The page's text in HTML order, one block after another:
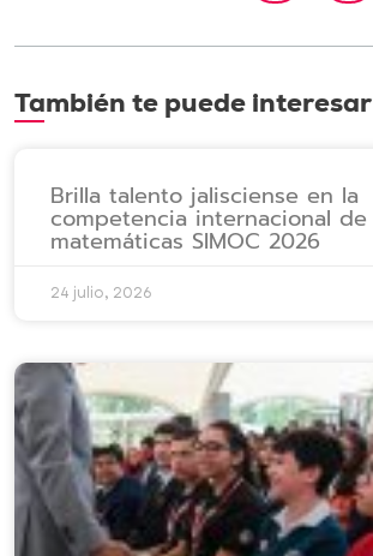
También te puede interesar
Brilla talento jalisciense en la
competencia internacional de
matemáticas SIMOC 2026
24 julio, 2026